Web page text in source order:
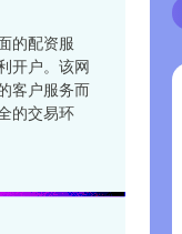
的配资服
开户。该网
客户服务而
的交易环